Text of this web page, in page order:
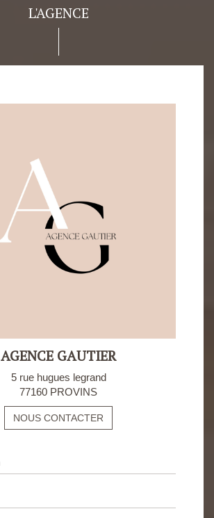
L'AGENCE
AGENCE GAUTIER
5 rue hugues legrand
77160 PROVINS
NOUS CONTACTER